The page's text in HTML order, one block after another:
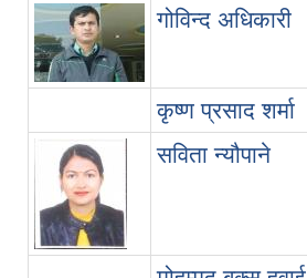
गोविन्द अधिकारी
कृष्ण प्रसाद शर्मा
सविता न्यौपाने